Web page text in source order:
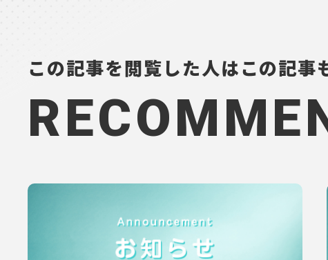
この記事を閲覧した人はこの記事